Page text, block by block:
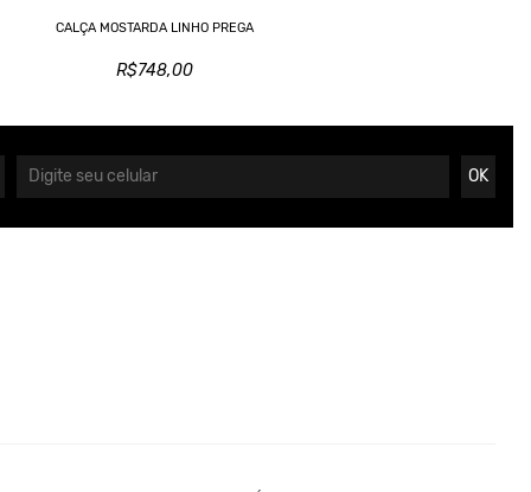
CALÇA MOSTARDA LINHO PREGA
R$748,00
OK